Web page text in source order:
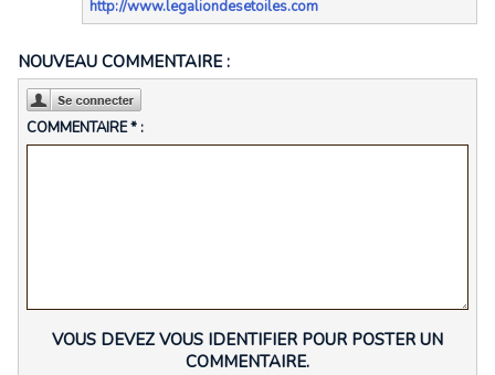
http://www.legaliondesetoiles.com
NOUVEAU COMMENTAIRE :
COMMENTAIRE * :
VOUS DEVEZ VOUS IDENTIFIER POUR POSTER UN
COMMENTAIRE.